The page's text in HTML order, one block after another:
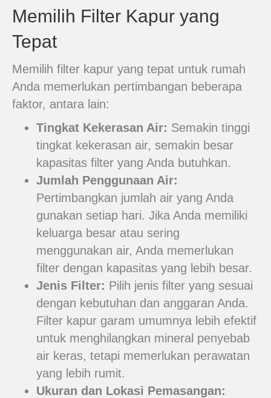
Memilih Filter Kapur yang
Tepat
Memilih filter kapur yang tepat untuk rumah
Anda memerlukan pertimbangan beberapa
faktor, antara lain:
Tingkat Kekerasan Air: Semakin tinggi
tingkat kekerasan air, semakin besar
kapasitas filter yang Anda butuhkan.
Jumlah Penggunaan Air:
Pertimbangkan jumlah air yang Anda
gunakan setiap hari. Jika Anda memiliki
keluarga besar atau sering
menggunakan air, Anda memerlukan
filter dengan kapasitas yang lebih besar.
Jenis Filter: Pilih jenis filter yang sesuai
dengan kebutuhan dan anggaran Anda.
Filter kapur garam umumnya lebih efektif
untuk menghilangkan mineral penyebab
air keras, tetapi memerlukan perawatan
yang lebih rumit.
Ukuran dan Lokasi Pemasangan: